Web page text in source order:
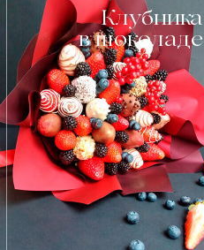
Клубника
в шоколаде